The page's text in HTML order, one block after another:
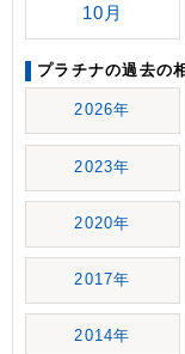
10月
プラチナの過去の
2026年
2023年
2020年
2017年
2014年